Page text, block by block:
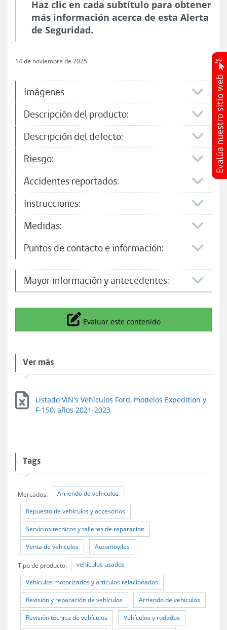
Haz clic en cada subtítulo para obtener
más información acerca de esta Alerta
de Seguridad.
14 de noviembre de 2025
Imágenes
Descripción del producto:
Descripción del defecto:
Riesgo:
Accidentes reportados:
Instrucciones:
Medidas:
Puntos de contacto e información:​
Mayor información y antecedentes:
Icono
Evaluar este contenido
Ver más
Listado VIN's Vehículos Ford, modelos Expedition y
F-150, años 2021-2023
Tags
Mercados: Arriendo de vehiculos
Repuesto de vehiculos y accesorios
Servicios tecnicos y talleres de reparacion
Venta de vehiculos Automoviles
Tipo de producto: vehículos usados
Vehículos motorizados y artículos relacionados
Revisión y reparación de vehículos Arriendo de vehículos
Revisión técnica de vehículos Vehículos y rodados